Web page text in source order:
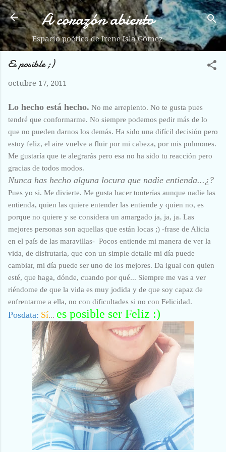
Ir al contenido principal
A corazón abierto
Espacio poético de Irene Isla Gómez
Es posible ;)
octubre 17, 2011
Lo hecho está hecho. No me arrepiento. No te gusta pues
tendré que conformarme. No siempre podemos pedir más de lo
que no pueden darnos los demás. Ha sido una difícil decisión pero
estoy feliz, el aire vuelve a fluir por mi cabeza, por mis pulmones.
Me gustaría que te alegrarás pero esa no ha sido tu reacción pero
gracias de todos modos.
Nunca has hecho alguna locura que nadie entienda...¿?
Pues yo si. Me divierte. Me gusta hacer tonterías aunque nadie las
entienda, quien las quiere entender las entiende y quien no, es
porque no quiere y se considera un amargado ja, ja, ja. Las
mejores personas son aquellas que están locas ;) -frase de Alicia
en el país de las maravillas- Pocos entiende mi manera de ver la
vida, de disfrutarla, que con un simple detalle mi día puede
cambiar, mi día puede ser uno de los mejores. Da igual con quien
esté, que haga, dónde, cuando por qué... Siempre me vas a ver
riéndome de que la vida es muy jodida y de que soy capaz de
enfrentarme a ella, no con dificultades si no con Felicidad.
Posdata: Sí... es posible ser Feliz :)